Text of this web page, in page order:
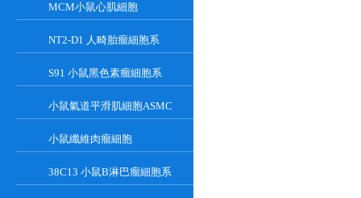
MCM小鼠心肌細胞
NT2-D1 人畸胎瘤細胞系
S91 小鼠黑色素瘤細胞系
小鼠氣道平滑肌細胞ASMC
小鼠纖維肉瘤細胞
38C13 小鼠B淋巴瘤細胞系